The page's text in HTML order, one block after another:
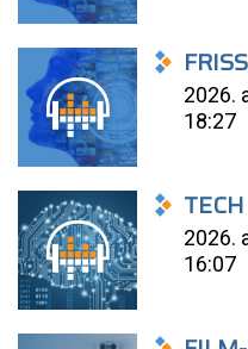
2026.
18:27
2026.
16:07